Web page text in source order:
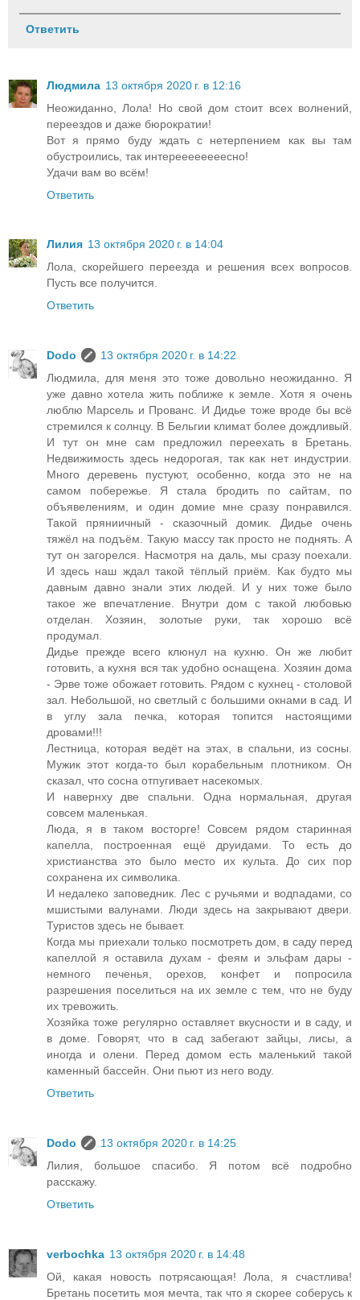
Ответить
Людмила 13 октября 2020 г. в 12:16
Неожиданно, Лола! Но свой дом стоит всех волнений,
переездов и даже бюрократии!
Вот я прямо буду ждать с нетерпением как вы там
обустроились, так интереееееееесно!
Удачи вам во всём!
Ответить
Лилия 13 октября 2020 г. в 14:04
Лола, скорейшего переезда и решения всех вопросов.
Пусть все получится.
Ответить
Dodo
13 октября 2020 г. в 14:22
Людмила, для меня это тоже довольно неожиданно. Я
уже давно хотела жить поближе к земле. Хотя я очень
люблю Марсель и Прованс. И Дидье тоже вроде бы всё
стремился к солнцу. В Бельгии климат более дождливый.
И тут он мне сам предложил переехать в Бретань.
Недвижимость здесь недорогая, так как нет индустрии.
Много деревень пустуют, особенно, когда это не на
самом побережье. Я стала бродить по сайтам, по
объявелениям, и один домие мне сразу понравился.
Такой пряниичный - сказочный домик. Дидье очень
тяжёл на подъём. Такую массу так просто не поднять. А
тут он загорелся. Насмотря на даль, мы сразу поехали.
И здесь наш ждал такой тёплый приём. Как будто мы
давным давно знали этих людей. И у них тоже было
такое же впечатление. Внутри дом с такой любовью
отделан. Хозяин, золотые руки, так хорошо всё
продумал.
Дидье прежде всего клюнул на кухню. Он же любит
готовить, а кухня вся так удобно оснащена. Хозяин дома
- Эрве тоже обожает готовить. Рядом с кухнец - столовой
зал. Небольшой, но светлый с большими окнами в сад. И
в углу зала печка, которая топится настоящими
дровами!!!
Лестница, которая ведёт на этах, в спальни, из сосны.
Мужик этот когда-то был корабельным плотником. Он
сказал, что сосна отпугивает насекомых.
И навернху две спальни. Одна нормальная, другая
совсем маленькая.
Люда, я в таком восторге! Совсем рядом старинная
капелла, построенная ещё друидами. То есть до
христианства это было место их культа. До сих пор
сохранена их символика.
И недалеко заповедник. Лес с ручьями и водпадами, со
мшистыми валунами. Люди здесь на закрывают двери.
Туристов здесь не бывает.
Когда мы приехали только посмотреть дом, в саду перед
капеллой я оставила духам - феям и эльфам дары -
немного печенья, орехов, конфет и попросила
разрешения поселиться на их земле с тем, что не буду
их тревожить.
Хозяйка тоже регулярно оставляет вкусности и в саду, и
в доме. Говорят, что в сад забегают зайцы, лисы, а
иногда и олени. Перед домом есть маленький такой
каменный бассейн. Они пьют из него воду.
Ответить
Dodo
13 октября 2020 г. в 14:25
Лилия, большое спасибо. Я потом всё подробно
расскажу.
Ответить
verbochka 13 октября 2020 г. в 14:48
Ой, какая новость потрясающая! Лола, я счастлива!
Бретань посетить моя мечта, так что я скорее соберусь к